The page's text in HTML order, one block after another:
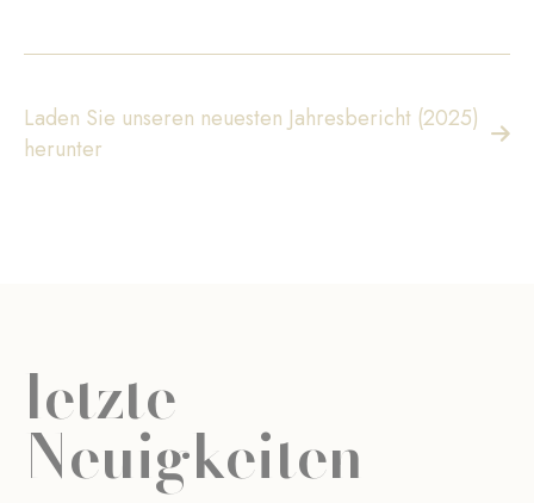
Laden Sie unseren neuesten Jahresbericht (2025)
herunter
letzte
Neuigkeiten